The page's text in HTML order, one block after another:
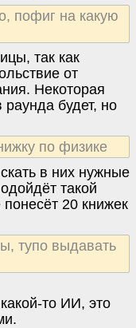
пофиг на какую
так как
от
Некоторая
раунда будет, но
по физике
в них нужные
такой
20 книжек
тупо выдавать
то ИИ, это